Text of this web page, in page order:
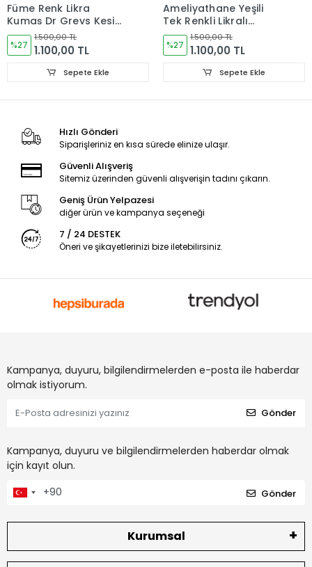
Füme Renk Likra
Kumaş Dr Greys Kesim
Takım Forma
%27
1.500,00 TL
1.100,00 TL
Sepete Ekle
Ameliyathane Yeşili
Tek Renkli Likralı
Kumaş Cerrahi Takım
V Yaka Forma
%27
1.500,00 TL
1.100,00 TL
Sepete Ekle
Hızlı Gönderi
Siparişleriniz en kısa sürede elinize ulaşır.
Güvenli Alışveriş
Sitemiz üzerinden güvenli alışverişin tadını çıkarın.
Geniş Ürün Yelpazesi
diğer ürün ve kampanya seçeneği
7 / 24 DESTEK
Öneri ve şikayetlerinizi bize iletebilirsiniz.
Kampanya, duyuru, bilgilendirmelerden e-posta ile haberdar
olmak istiyorum.
Gönder
Kampanya, duyuru ve bilgilendirmelerden haberdar olmak
için kayıt olun.
Gönder
Kurumsal